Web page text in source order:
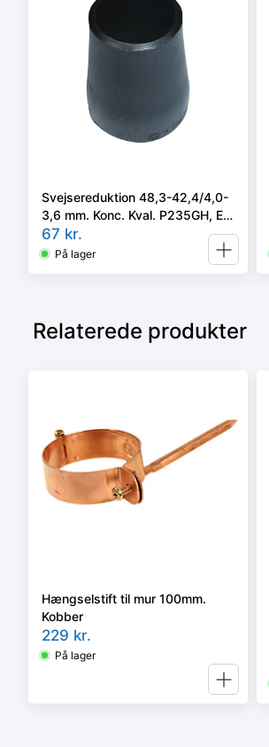
Svejsereduktion 48,3-42,4/4,0-
3,6 mm. Konc. Kval. P235GH, EN
10253-2 type B
67 kr.
På lager
Relaterede produkter
Hængselstift til mur 100mm.
Kobber
229 kr.
På lager